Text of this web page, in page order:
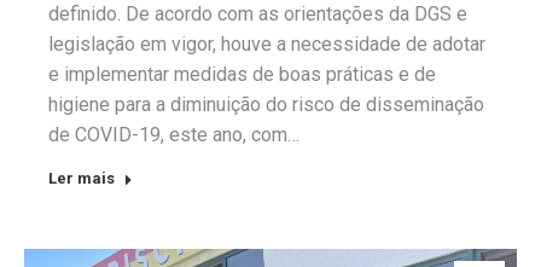
definido. De acordo com as orientações da DGS e
legislação em vigor, houve a necessidade de adotar
e implementar medidas de boas práticas e de
higiene para a diminuição do risco de disseminação
de COVID-19, este ano, com…
Ler mais